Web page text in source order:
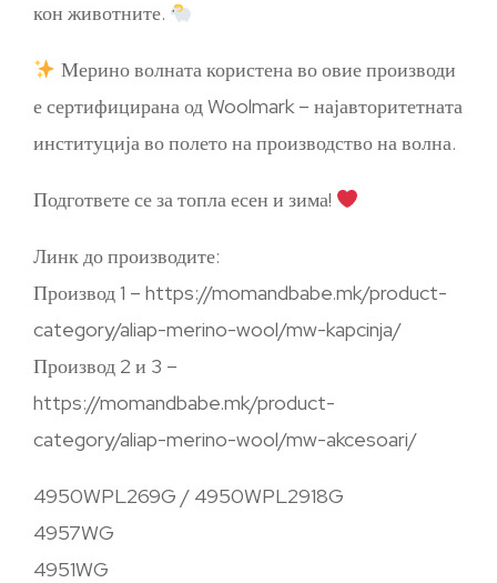
кон животните.
Мерино волната користена во овие производи
е сертифицирана од Woolmark – најавторитетната
институција во полето на производство на волна.
Подгответе се за топла есен и зима!
Линк до производите:
Производ 1 – https://momandbabe.mk/product-
category/aliap-merino-wool/mw-kapcinja/
Производ 2 и 3 –
https://momandbabe.mk/product-
category/aliap-merino-wool/mw-akcesoari/
4950WPL269G / 4950WPL2918G
4957WG
4951WG